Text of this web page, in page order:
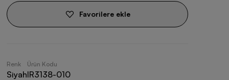
Favorilere ekle
Renk
Siyah
Ürün Kodu
IR3138-010